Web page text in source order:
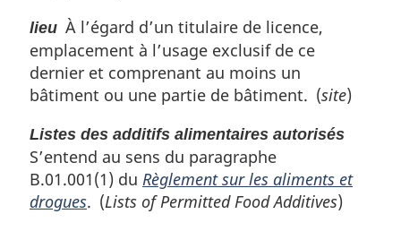
lieu À l’égard d’un titulaire de licence,
emplacement à l’usage exclusif de ce
dernier et comprenant au moins un
bâtiment ou une partie de bâtiment. (site)
Listes des additifs alimentaires autorisés
S’entend au sens du paragraphe
B.01.001(1) du Règlement sur les aliments et
drogues. (Lists of Permitted Food Additives)